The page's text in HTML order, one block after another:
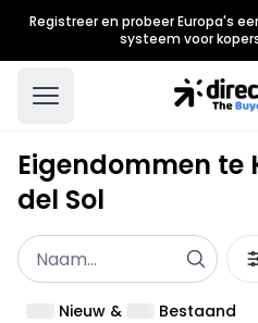
Registreer en probeer Europa's
systeem voor
Eigendommen te
del Sol
Nieuw & Bestaand